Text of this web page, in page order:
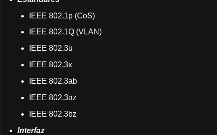
IEEE 802.1p (CoS)
IEEE 802.1Q (VLAN)
IEEE 802.3u
IEEE 802.3x
IEEE 802.3ab
IEEE 802.3az
IEEE 802.3bz
Interfaz